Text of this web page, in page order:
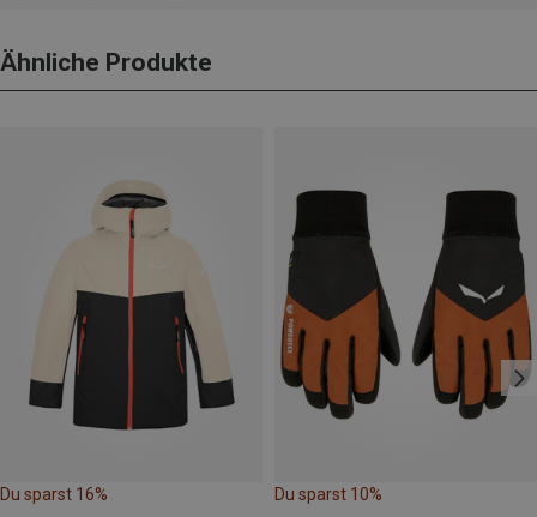
Ähnliche Produkte
Du sparst 16% Du sparst 10%